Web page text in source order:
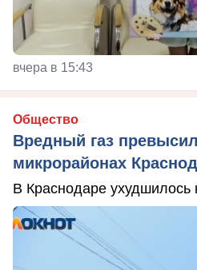
вчера в 15:43
Общество
Вредный газ
микрорайонах
В Краснодаре ухудшилось